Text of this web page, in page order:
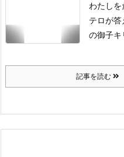
わたしを
テロが
の御子キ
記事を読む